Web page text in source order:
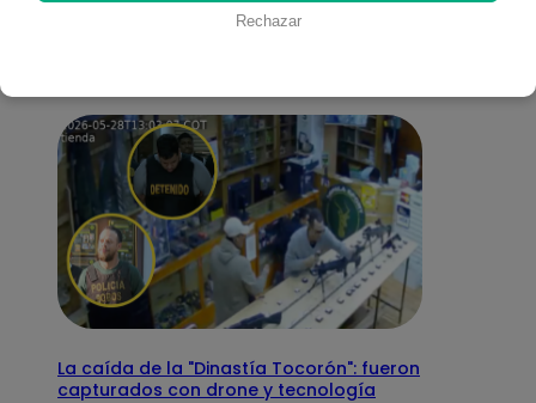
interesar
La caída de la "Dinastía Tocorón": fueron
capturados con drone y tecnología
Rechazar